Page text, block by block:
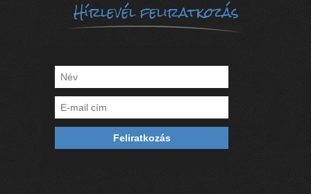
Hírlevél feliratkozás